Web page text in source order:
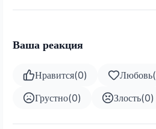
Ваша реакция
Нравится(0) Любовь(
Грустно(0) Злость(0)